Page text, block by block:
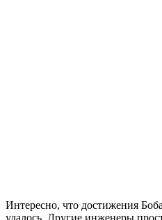
Интересно, что достижения
удалось. Другие инженеры